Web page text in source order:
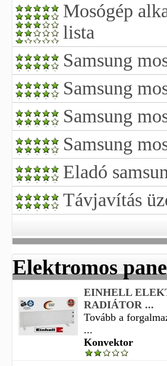
Mosógép
lista
Samsung
Samsung
Samsung
Samsung
Eladó
Távjavítás
Elektromos
EINHELL
RADIÁTOR ...
Tovább a
...
Konvektor